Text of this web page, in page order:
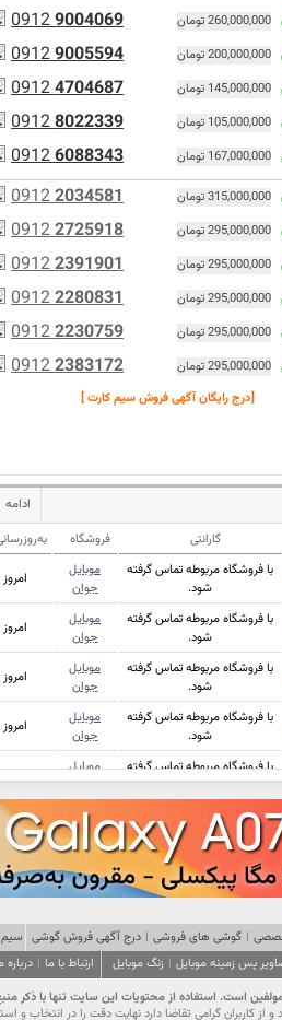
260,000,000 تومان 09129004069
200,000,000 تومان 09129005594
145,000,000 تومان 09124704687
105,000,000 تومان 09128022339
167,000,000 تومان 09126088343
315,000,000 تومان 09122034581
295,000,000 تومان 09122725918
295,000,000 تومان 09122391901
295,000,000 تومان 09122280831
295,000,000 تومان 09122230759
295,000,000 تومان 09122383172
[درج رایگان آگهی فروش سیم کارت ]
ادامه
گارانتی فروشگاه
با فروشگاه مربوطه تماس گرفته
شود.
موبایل
جوان
امروز
با فروشگاه مربوطه تماس گرفته
شود.
موبایل
جوان
امروز
با فروشگاه مربوطه تماس گرفته
شود.
موبایل
جوان
امروز
با فروشگاه مربوطه تماس گرفته
شود.
موبایل
جوان
امروز
با فروشگاه مربوطه تماس گرفته
شود.
موبایل
جوان
امروز
با فروشگاه مربوطه تماس گرفته
شود.
موبایل
جوان
امروز
با فروشگاه مربوطه تماس گرفته
شود.
موبایل
جوان
امروز
شود.
جوان
امروز
با فروشگاه مربوطه تماس گرفته
شود.
موبایل
جوان
امروز
با فروشگاه مربوطه تماس گرفته موبایل
| گوشی های فروشی | درج آگهی فروش گوشی
پس زمینه موبایل | زنگ موبایل ارتباط با ما | درباره